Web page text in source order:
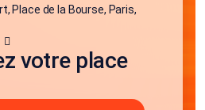
Place de la Bourse, Paris,
votre place